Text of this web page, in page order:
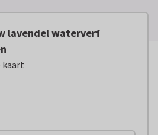
lavendel waterverf
kaart